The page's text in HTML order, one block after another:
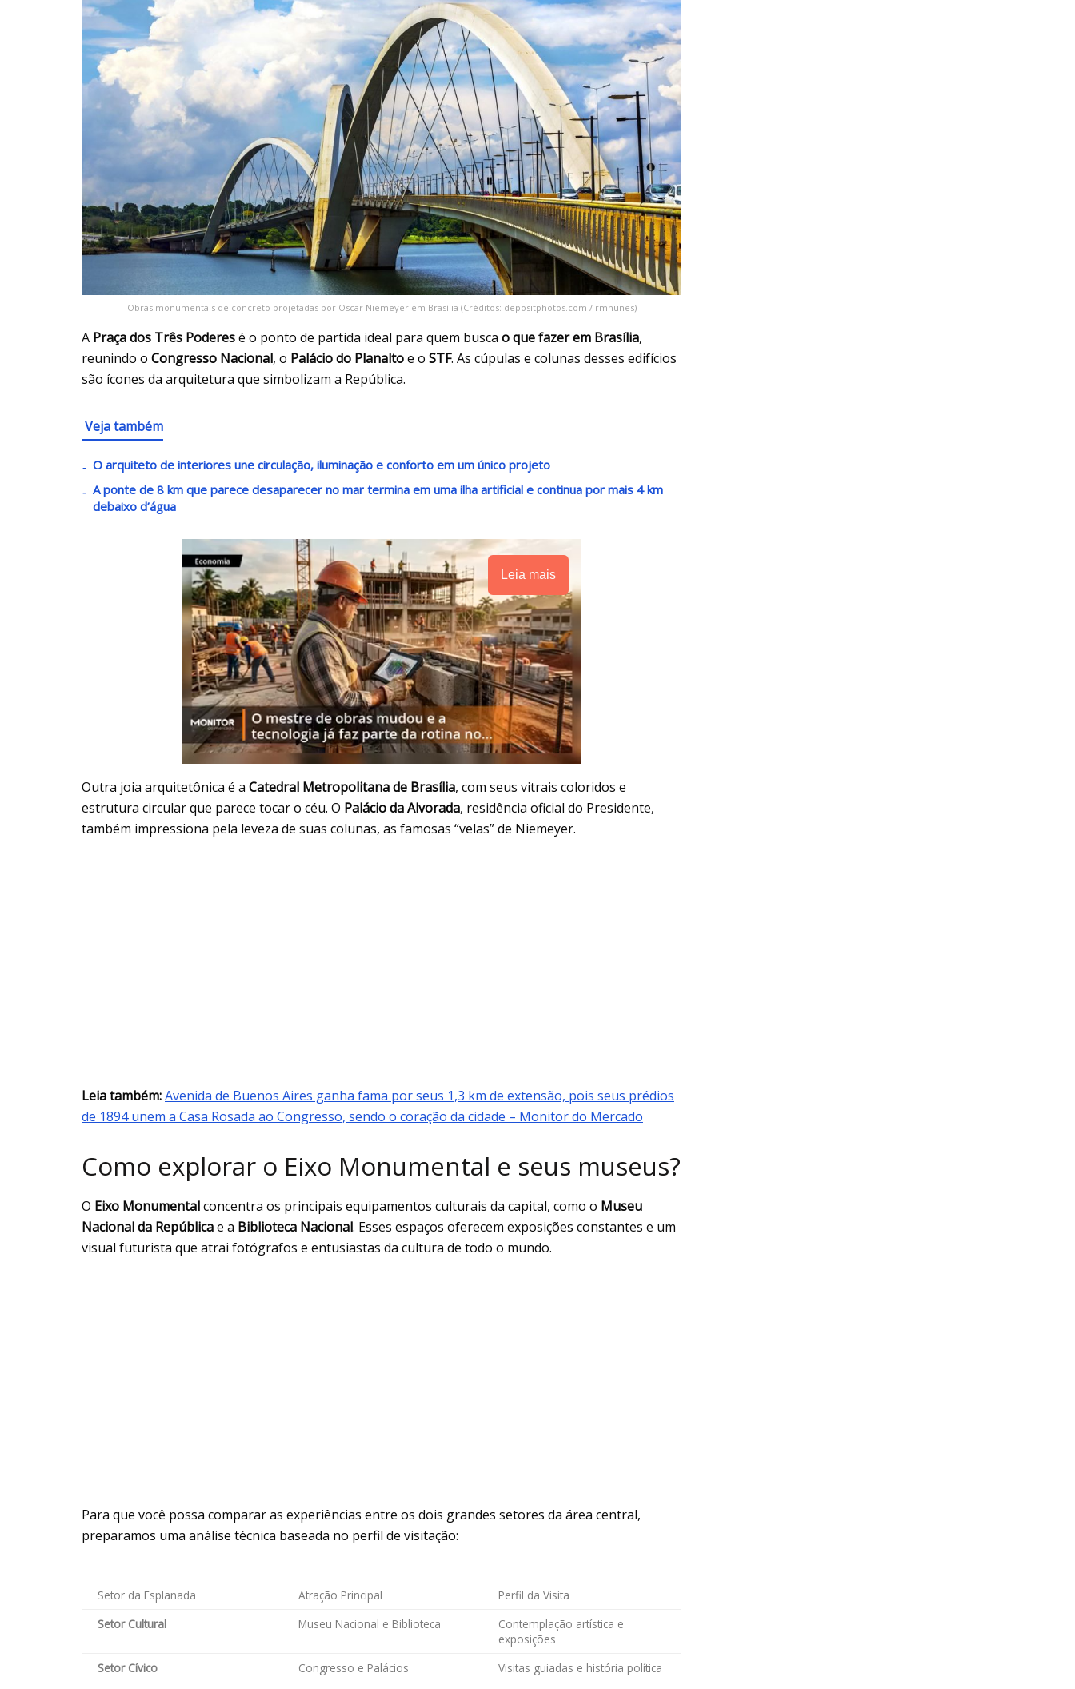
Obras monumentais de concreto projetadas por Oscar Niemeyer em Brasília (Créditos: depositphotos.com / rmnunes)
A Praça dos Três Poderesé o ponto de partida ideal para quem busca o que fazer em Brasília,
reunindo o Congresso Nacional, o Palácio do Planaltoe o STF. As cúpulas e colunas desses edifícios
são ícones da arquitetura que simbolizam a República.
Veja também
O arquiteto de interiores une circulação, iluminação e conforto em um único projeto
A ponte de 8 km que parece desaparecer no mar termina em uma ilha artificial e continua por mais 4 km
debaixo d’água
Leia mais
Outra joia arquitetônica é a Catedral Metropolitana de Brasília, com seus vitrais coloridos e
estrutura circular que parece tocar o céu. O Palácio da Alvorada, residência oficial do Presidente,
também impressiona pela leveza de suas colunas, as famosas “velas” de Niemeyer.
Leia também:Avenida de Buenos Aires ganha fama por seus 1,3 km de extensão, pois seus prédios
de 1894 unem a Casa Rosada ao Congresso, sendo o coração da cidade – Monitor do Mercado
Como explorar o Eixo Monumental e seus museus?
O Eixo Monumentalconcentra os principais equipamentos culturais da capital, como o Museu
Nacional da Repúblicae a Biblioteca Nacional. Esses espaços oferecem exposições constantes e um
visual futurista que atrai fotógrafos e entusiastas da cultura de todo o mundo.
Para que você possa comparar as experiências entre os dois grandes setores da área central,
preparamos uma análise técnica baseada no perfil de visitação:
Setor da Esplanada Atração Principal
Perfil da Visita
Setor Cultural
Museu Nacional e Biblioteca
Contemplação artística e
exposições
Setor Cívico
Congresso e Palácios Visitas guiadas e história política